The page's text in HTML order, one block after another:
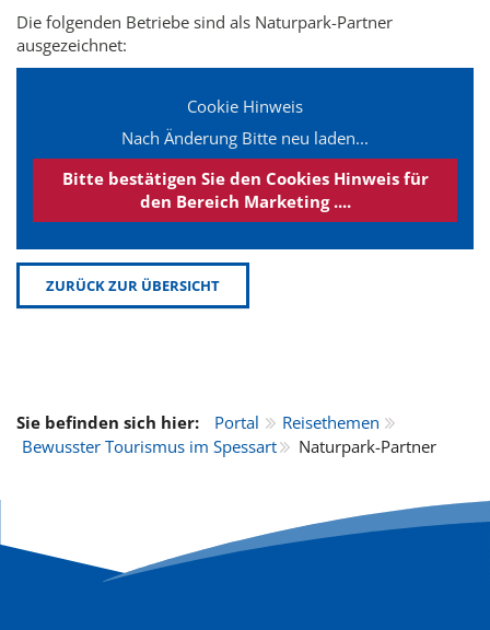
Die folgenden Betriebe sind als Naturpark-Partner
ausgezeichnet:
Cookie Hinweis
Nach Änderung Bitte neu laden...
Bitte bestätigen Sie den Cookies Hinweis für
den Bereich Marketing ....
ZURÜCK ZUR ÜBERSICHT
Sie befinden sich hier: Portal
Reisethemen
Bewusster Tourismus im Spessart
Naturpark-Partner